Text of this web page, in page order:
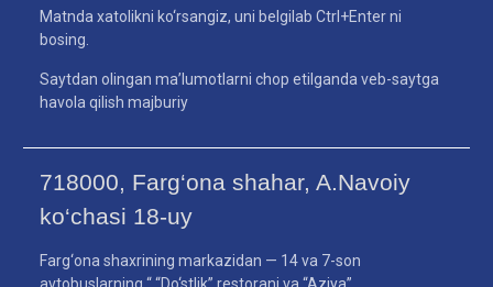
Matnda xatolikni ko‘rsangiz, uni belgilab Ctrl+Enter ni
bosing.
Saytdan olingan ma’lumotlarni chop etilganda veb-saytga
havola qilish majburiy
718000, Farg‘ona shahar, A.Navoiy
ko‘chasi 18-uy
Farg‘ona shaxrining markazidan — 14 va 7-son
avtobuslarning “ “Do‘stlik” restorani va “Aziya”